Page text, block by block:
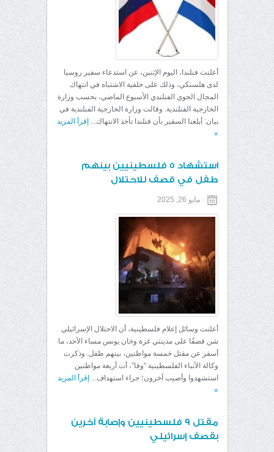
أعلنت فنلندا، اليوم الإثنين، عن استدعاء سفير روسيا
لدى هلسنكي، وذلك على خلفية الاشتباه في انتهاك
المجال الجوي الفنلندي الأسبوع الماضي، بحسب وزارة
الخارجية الفنلندية. وقالت وزارة الخارجية الفنلندية في
بيان: أبلغنا السفير بأن فنلندا تأخذ الانتهاك... إقرأ المزيد
»
استشهاد 5 فلسطينيين بينهم
طفل في قصف للاحتلال
مايو 26, 2025
أعلنت وسائل إعلام فلسطينية، أن الاحتلال الإسرائيلي
شن قصفًا على مدينتي غزة وخان يونس مساء الأحد، ما
أسفر عن مقتل خمسة مواطنين، بينهم طفل. وذكرت
وكالة الأنباء الفلسطينية “وفا”، أت أربعة مواطنين
استشهدوا وأصيب آخرون؛ جراء استهداف... إقرأ المزيد
»
مقتل 9 فلسطينيين وإصابة آخرين
بقصف إسرائيلي